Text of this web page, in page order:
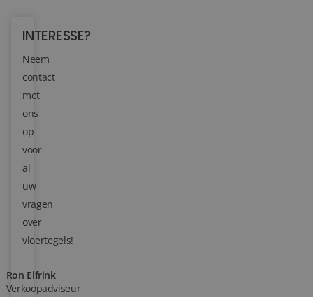
Blog
Over ons
Locaties
Tegelviewer
Contact
INTERESSE?
Neem
contact
met
ons
op
voor
al
uw
vragen
over
vloertegels!
Ron Elfrink
Verkoopadviseur